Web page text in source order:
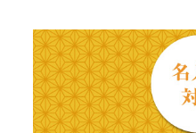
動物・その他
江戸小紋・総柄・無地
出産祝い
秋のギフト